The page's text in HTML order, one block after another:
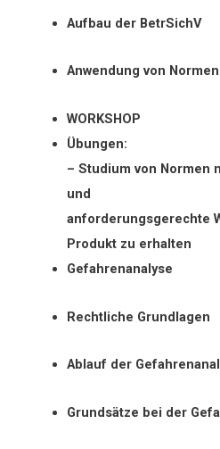
Aufbau der BetrSichV
Anwendung von Normen
WORKSHOP
Übungen:
– Studium von Normen
und
anforderungsgerechte
Produkt zu erhalten
Gefahrenanalyse
Rechtliche Grundlagen
Ablauf der
Grundsätze bei der